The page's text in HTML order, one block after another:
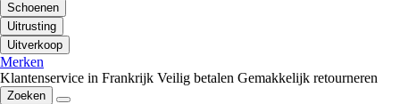
Schoenen
Uitrusting
Uitverkoop
Merken
Klantenservice in Frankrijk Veilig betalen Gemakkelijk retourneren
Zoeken